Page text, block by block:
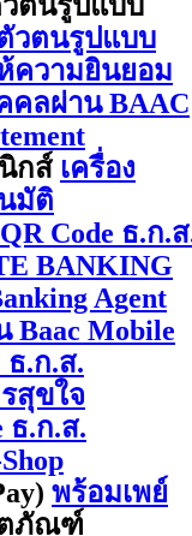
วตนรูปแบบ
ความยินยอม
คลผ่าน BAAC
กส์ เครื่อง
มัติ
QR Code ธ.ก.
BANKING
Agent
Baac Mobile
.ก.ส.
สุขใจ
ธ.ก.ส.
พร้อมเพย์
ตภัณฑ์